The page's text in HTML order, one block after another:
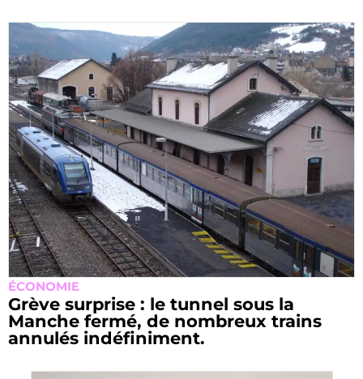
ÉCONOMIE
Grève surprise : le tunnel sous la
Manche fermé, de nombreux trains
annulés indéfiniment.